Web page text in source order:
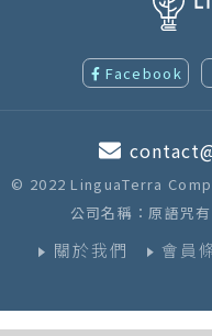
Facebook
© 2022 LinguaTerra
公司名稱：原語咒
關於我們 會員